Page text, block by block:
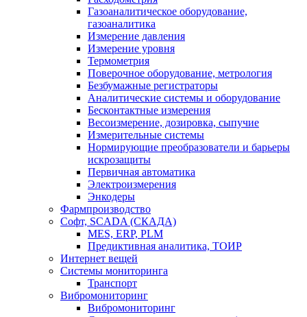
Газоаналитическое оборудование,
газоаналитика
Измерение давления
Измерение уровня
Термометрия
Поверочное оборудование, метрология
Безбумажные регистраторы
Аналитические системы и оборудование
Бесконтактные измерения
Весоизмерение, дозировка, сыпучие
Измерительные системы
Нормирующие преобразователи и барьеры
искрозащиты
Первичная автоматика
Электроизмерения
Энкодеры
Фармпроизводство
Софт, SCADA (СКАДА)
MES, ERP, PLM
Предиктивная аналитика, ТОИР
Интернет вещей
Системы мониторинга
Транспорт
Вибромониторинг
Вибромониторинг